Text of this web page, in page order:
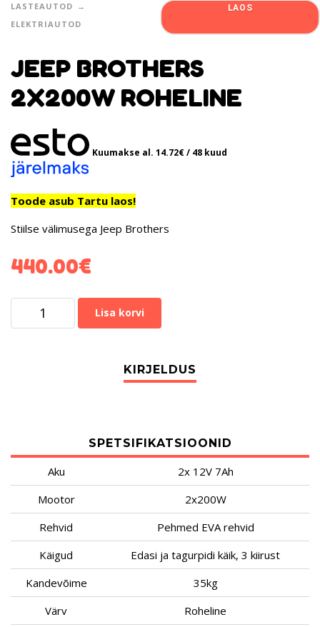
LASTEAUTOD
ELEKTRIAUTOD
LAOS
JEEP BROTHERS
2X200W ROHELINE
Kuumakse al. 14.72€/ 48 kuud
Toode asub Tartu laos!
Stiilse välimusega Jeep Brothers
440.00€
Lisa korvi
SPETSIFIKATSIOONID
Aku
2x 12V 7Ah
Mootor
2x200W
Rehvid
Pehmed EVA rehvid
Käigud
Edasi ja tagurpidi käik, 3 kiirust
Kandevõime
35kg
Värv
Roheline